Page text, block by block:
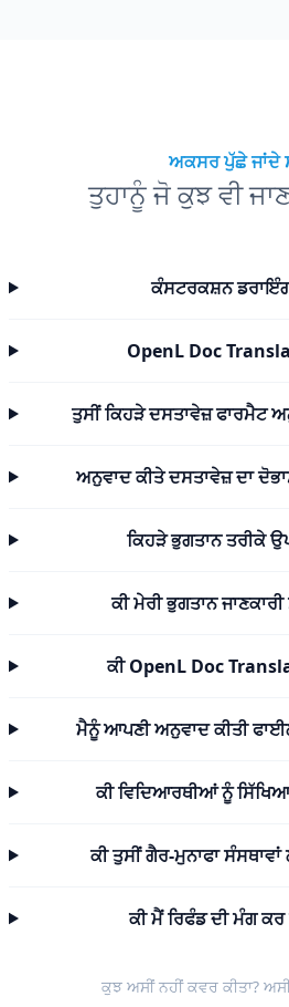
ਅਕਸਰ ਪੁੱਛੇ ਜਾਂਦੇ
ਤੁਹਾਨੂੰ ਜੋ ਕੁਝ ਵੀ
ਕੰਸਟਰਕਸ਼ਨ
OpenL Doc
ਤੁਸੀਂ ਕਿਹੜੇ ਦਸਤਾਵੇਜ਼ ਫਾਰਮੈਟ
ਅਨੁਵਾਦ ਕੀਤੇ ਦਸਤਾਵੇਜ਼ ਦਾ
ਕਿਹੜੇ ਭੁਗਤਾਨ ਤਰੀਕੇ
ਕੀ ਮੇਰੀ ਭੁਗਤਾਨ
ਕੀ OpenL Doc
ਮੈਨੂੰ ਆਪਣੀ ਅਨੁਵਾਦ ਕੀਤੀ
ਕੀ ਵਿਦਿਆਰਥੀਆਂ ਨੂੰ
ਕੀ ਤੁਸੀਂ ਗੈਰ-ਮੁਨਾਫਾ
ਕੀ ਮੈਂ ਰਿਫੰਡ ਦੀ ਮੰਗ ਕਰ
ਕੁਝ ਅਸੀਂ ਨਹੀਂ ਕਵਰ ਕੀਤਾ?